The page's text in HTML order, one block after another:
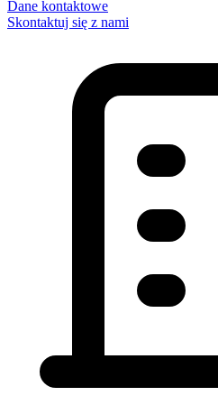
Dane kontaktowe
Skontaktuj się z nami